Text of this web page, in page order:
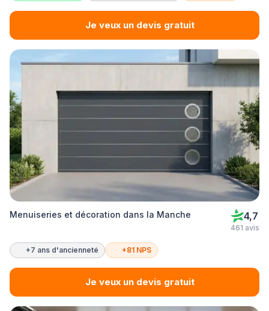
Je veux un devis gratuit
Menuiseries et décoration dans la Manche 4,7
461 avis
+7 ans d'ancienneté +81 NPS
Je veux un devis gratuit